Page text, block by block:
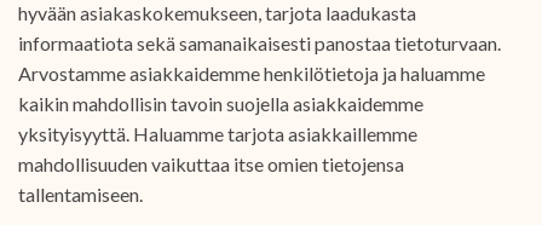
hyvään asiakaskokemukseen, tarjota laadukasta
informaatiota sekä samanaikaisesti panostaa tietoturvaan.
Arvostamme asiakkaidemme henkilötietoja ja haluamme
kaikin mahdollisin tavoin suojella asiakkaidemme
yksityisyyttä. Haluamme tarjota asiakkaillemme
mahdollisuuden vaikuttaa itse omien tietojensa
tallentamiseen.